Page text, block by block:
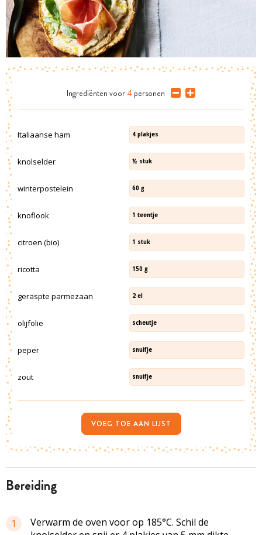
bereiding
1
Verwarm de oven voor op 185°C. Schil de
Ingrediënten voor 4 personen
Italiaanse ham 4 plakjes
knolselder ½ stuk
winterpostelein 60 g
knoflook 1 teentje
citroen (bio) 1 stuk
ricotta 150 g
geraspte parmezaan 2 el
olijfolie scheutje
peper snuifje
zout snuifje
VOEG TOE AAN LIJST